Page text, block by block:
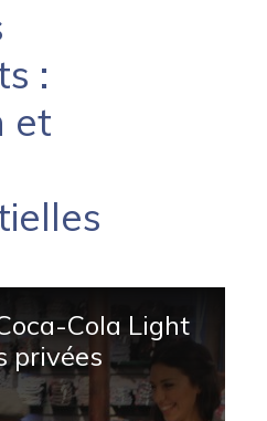
:
et
Cola Light
privées